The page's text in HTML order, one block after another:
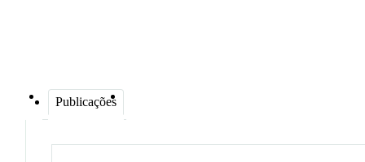
Publicações